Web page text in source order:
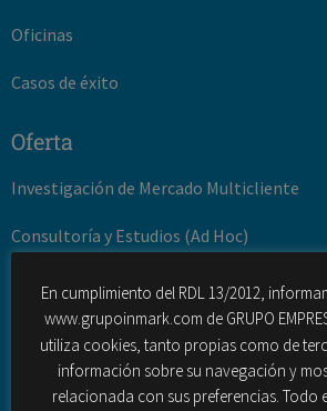
Oficinas
Casos de éxito
Oferta
Investigación de Mercado Multicliente
Consultoría y Estudios (Ad Hoc)
Gestión de la innovación
Desarrollo turístico y territorial
Fuerza de ventas externas
En cumplimiento del RDL 13/2012,
www.grupoinmark.com de GRUPO
utiliza cookies, tanto propias como de
información sobre su navegación y
relacionada con sus preferencias. Todo